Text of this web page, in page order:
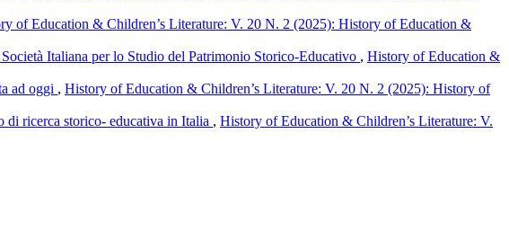
of Education & Children’s Literature: V. 20 N. 2 (2025): History of Education &
Italiana per lo Studio del Patrimonio Storico-Educativo , History of Education &
ad oggi , History of Education & Children’s Literature: V. 20 N. 2 (2025): History of
di ricerca storico- educativa in Italia , History of Education & Children’s Literature: V.